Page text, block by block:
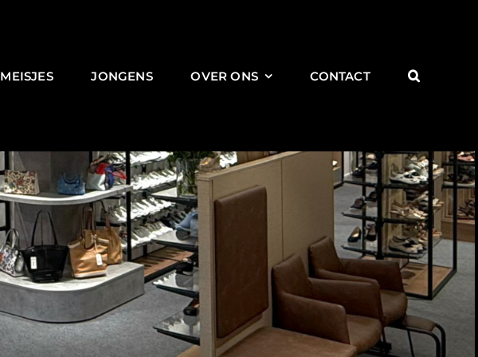
MEISJES JONGENS OVER ONS CONTACT